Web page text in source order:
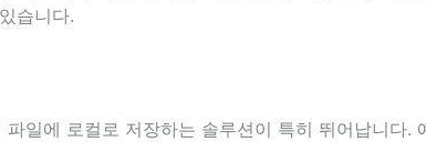
습니다.
일에 로컬로 저장하는 솔루션이 특히 뛰어납니다.